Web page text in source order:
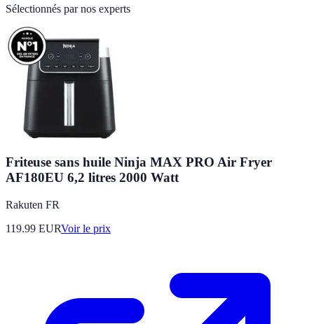
Sélectionnés par nos experts
Friteuse sans huile Ninja MAX PRO Air Fryer
AF180EU 6,2 litres 2000 Watt
Rakuten FR
119.99 EURVoir le prix